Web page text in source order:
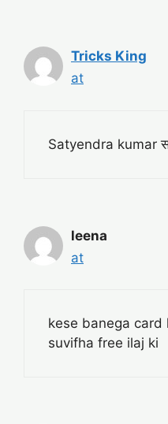
Tricks King
at
Satyendra kumar
leena
at
kese banega card
suvifha free ilaj ki